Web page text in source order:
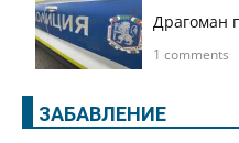
Драгоман
1 comments
ЗАБАВЛЕНИЕ